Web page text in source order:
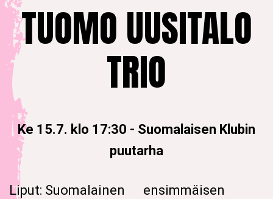
TUOMO UUSITALO
TRIO
Ke 15.7. klo 17:30 - Suomalaisen Klubin
puutarha
Liput: Suomalainen
ensimmäisen